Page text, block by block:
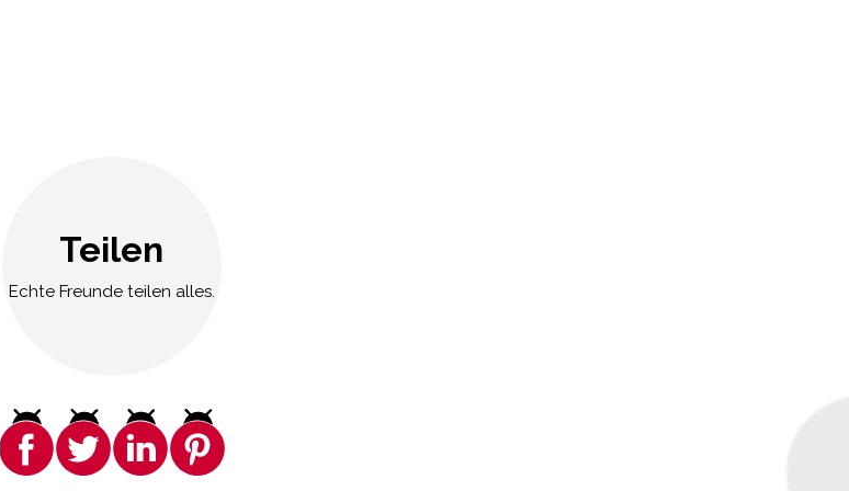
Teilen
Echte Freunde teilen alles.